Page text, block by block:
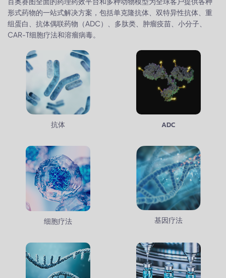
形式药物的一站式解决方案，包括单克隆抗体、双特异性抗体、重
组蛋白、抗体偶联药物（ADC）、多肽类、肿瘤疫苗、小分子、
CAR-T细胞疗法和溶瘤病毒。
抗体 ADC
细胞疗法 基因疗法